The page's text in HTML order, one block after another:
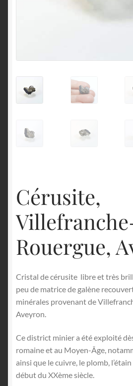
Cérusite,
Rouergue,
Cristal de cérusite libre et très
peu de matrice de galène
minérales provenant de
Aveyron.
Ce district minier a été exploité
romaine et au Moyen-Âge,
ainsi que le cuivre, le plomb, l’étain
début du XXème siècle.